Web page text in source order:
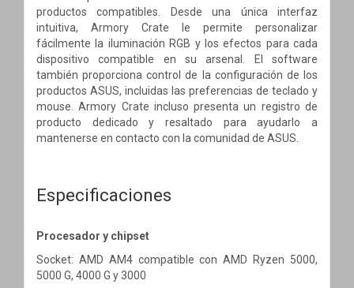
productos compatibles. Desde una única interfaz
intuitiva, Armory Crate le permite personalizar
fácilmente la iluminación RGB y los efectos para cada
dispositivo compatible en su arsenal. El software
también proporciona control de la configuración de los
productos ASUS, incluidas las preferencias de teclado y
mouse. Armory Crate incluso presenta un registro de
producto dedicado y resaltado para ayudarlo a
mantenerse en contacto con la comunidad de ASUS.
Especificaciones
Procesador y chipset
Socket: AMD AM4 compatible con AMD Ryzen 5000,
5000 G, 4000 G y 3000